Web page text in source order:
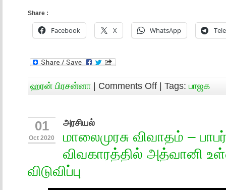
Share :
Facebook X WhatsApp
ஹரன் பிரசன்னா | Comments Off | Tags: பாஜக
01
Oct 2020
அரசியல்
மாலைமுரசு விவாதம் – பாபர்
விவகாரத்தில் அத்வானி
விடுவிப்பு